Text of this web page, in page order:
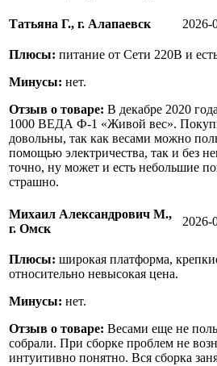
Татьяна Г., г. Алапаевск 2026-
Плюсы: питание от Сети 220В и
Минусы: нет.
Отзыв о товаре: В декабре 2020
1000 ВЕДА Ф-1 «Живой вес».
довольны, так как весами можно
помощью электричества, так и без
точно, ну может и есть небольшие
страшно.
Михаил Александрович М.,
г. Омск
2026-
Плюсы: широкая платформа,
относительно невысокая цена.
Минусы: нет.
Отзыв о товаре: Весами еще не
собрали. При сборке проблем не
интуитивно понятно. Вся сборка